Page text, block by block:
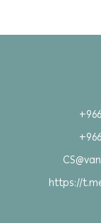
https://